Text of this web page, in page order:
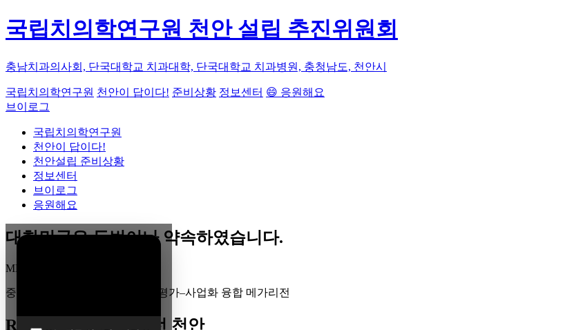
국립치의학연구원 천안 설립 추진위원회
충남치과의사회, 단국대학교 치과대학, 단국대학교 치과병원, 충청남도, 천안시
국립치의학연구원 천안이 답이다! 준비상황 정보센터 😄 응원해요
브이로그
국립치의학연구원
천안이 답이다!
천안설립 준비상황
정보센터
브이로그
응원해요
대한민국은 두번이나 약속하였습니다.
MEGA
중부권 전체를 잇는 연구–임상–평가–사업화 융합 메가리전
R&D 남방한계 최전선 천안